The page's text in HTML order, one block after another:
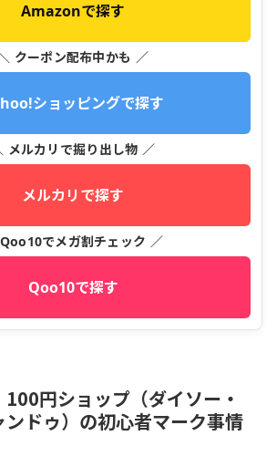
Amazonで探す
クーポン配布中かも ／
ショッピングで探す
メルカリで掘り出し物 ／
メルカリで探す
でメガ割チェック ／
Qoo10で探す
100円ショップ（ダイソー・
ドゥ）の初心者マーク事情